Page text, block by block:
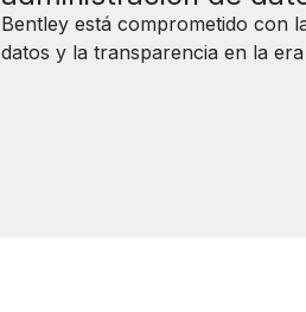
Bentley está comprometido con
datos y la transparencia en la